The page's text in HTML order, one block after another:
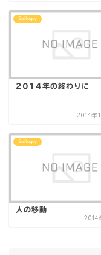
Soliloquy
2014年の終わりに
2014年
Soliloquy
人の移動
2014